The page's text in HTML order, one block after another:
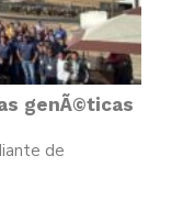
genÃ©ticas
de